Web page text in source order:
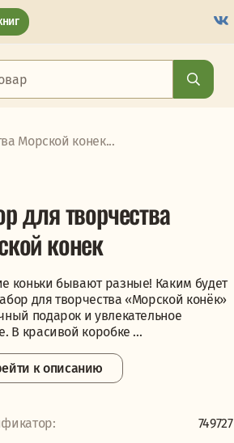
Морской конек...
для творчества
конек
коньки бывают разные! Каким будет
для творчества «Морской конёк»
подарок и увлекательное
В красивой коробке ...
к описанию
749727